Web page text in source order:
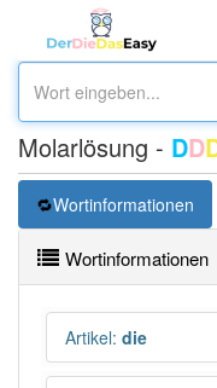
Molarlösung - DD
Wortinformationen
Wortinformationen
Artikel: die